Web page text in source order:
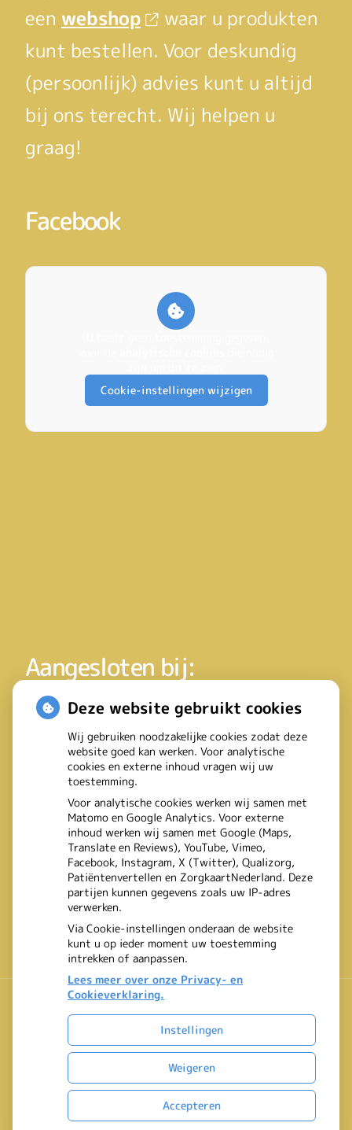
een webshop
waar u produkten
kunt bestellen. Voor deskundig
(persoonlijk) advies kunt u altijd
bij ons terecht. Wij helpen u
graag!
Facebook
Cookie-instellingen wijzigen
Aangesloten bij:
Uw Zorg Online|Beheer
Bezoek
onze
facebook
pagina
Privacy verklaring Cookie-instellingen Voorwaarden
Deze website gebruikt cookies
Wij gebruiken noodzakelijke cookies zodat deze
website goed kan werken. Voor analytische
cookies en externe inhoud vragen wij uw
toestemming.
Voor analytische cookies werken wij samen met
Matomo en Google Analytics. Voor externe
inhoud werken wij samen met Google (Maps,
Translate en Reviews), YouTube, Vimeo,
Facebook, Instagram, X (Twitter), Qualizorg,
Patiëntenvertellen en ZorgkaartNederland. Deze
partijen kunnen gegevens zoals uw IP-adres
verwerken.
Via Cookie-instellingen onderaan de website
kunt u op ieder moment uw toestemming
intrekken of aanpassen.
Lees meer over onze Privacy- en
Cookieverklaring.
Instellingen
Weigeren
Accepteren